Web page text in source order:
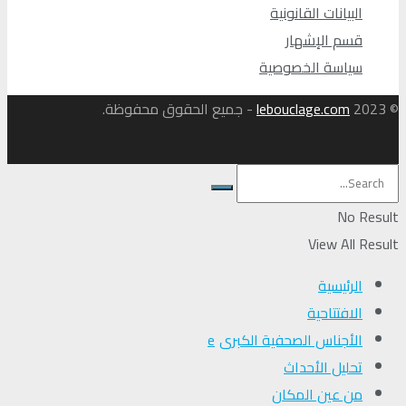
البيانات القانونية
قسم الإشهار
سياسة الخصوصية
© 2023
lebouclage.com- جميع الحقوق محفوظة.
No Result
View All Result
الرئيسية
الافتتاحية
الأجناس الصحفية الكبرى
تحلیل الأحداث
من عين المكان